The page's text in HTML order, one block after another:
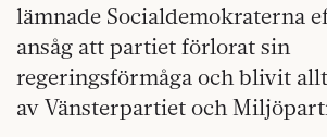
lämnade Socialdemokraterna
ansåg att partiet förlorat sin
regeringsförmåga och blivit
av Vänsterpartiet och